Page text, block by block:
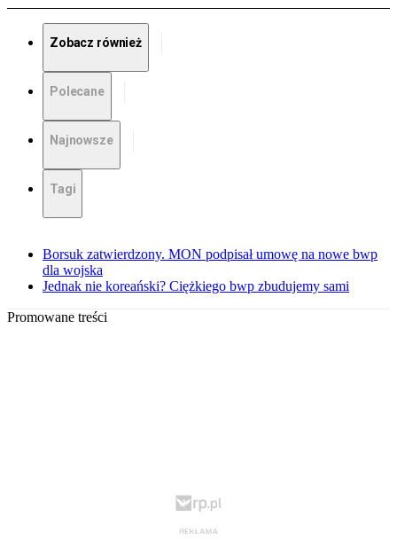
Zobacz również
Polecane
Najnowsze
Tagi
Borsuk zatwierdzony. MON podpisał umowę na nowe bwp
dla wojska
Jednak nie koreański? Ciężkiego bwp zbudujemy sami
Promowane treści